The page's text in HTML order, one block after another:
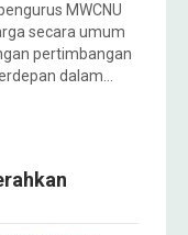
MWCNU
secara umum
pertimbangan
dalam…